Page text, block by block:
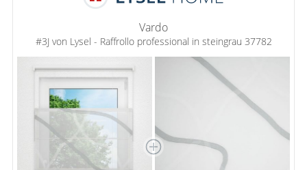
Vardo
#3J von Lysel - Raffrollo professional in steingrau 37782